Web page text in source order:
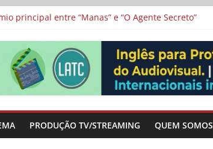
principal entre “Manas” e “O Agente Secreto”
brasileira de série argentina para o cinema
PRODUÇÃO TV/STREAMING QUEM SOMOS